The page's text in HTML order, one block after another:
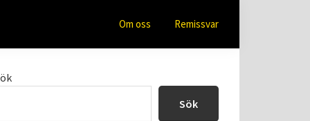
Om oss Remissvar
Sök